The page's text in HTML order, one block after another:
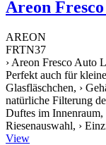
Areon
AREON
FRTN37
› Areon Fresco Auto
Perfekt auch für
Glasfläschchen, ›
natürliche Filterung
Duftes im Innenraum,
Riesenauswahl, ›
View